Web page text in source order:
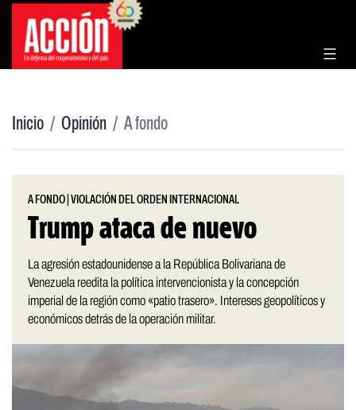
Saltar
contenido
Inicio Opinión A fondo
A FONDO |VIOLACIÓN DEL ORDEN INTERNACIONAL
Trump ataca de nuevo
La agresión estadounidense a la República Bolivariana de
Venezuela reedita la política intervencionista y la concepción
imperial de la región como «patio trasero». Intereses geopolíticos y
económicos detrás de la operación militar.